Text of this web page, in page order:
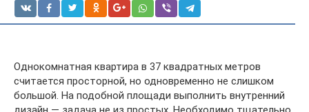
Однокомнатная квартира в 37 квадратных метров
считается просторной, но одновременно не слишком
большой. На подобной площади выполнить внутренний